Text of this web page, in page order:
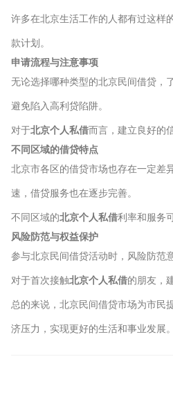
许多在北京生活工作的人都有过这样
款计划。
申请流程与注意事项
无论选择哪种类型的北京民间借贷，
避免陷入高利贷陷阱。
对于北京个人私借而言，建立良好的
不同区域的借贷特点
北京市各区的借贷市场也存在一定差
速，借贷服务也在逐步完善。
不同区域的北京个人私借利率和服务
风险防范与权益保护
参与北京民间借贷活动时，风险防范
对于首次接触北京个人私借的朋友，
总的来说，北京民间借贷市场为市民
济压力，实现更好的生活和事业发展。